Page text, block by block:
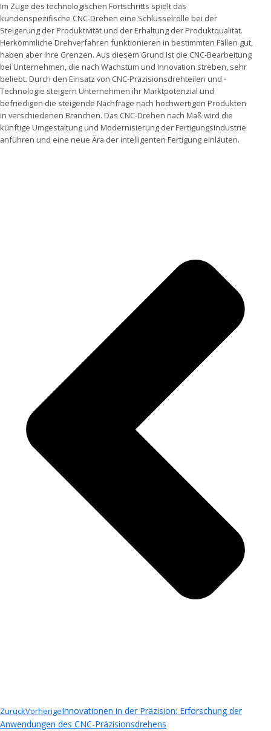
Im Zuge des technologischen Fortschritts spielt das
kundenspezifische CNC-Drehen eine Schlüsselrolle bei der
Steigerung der Produktivität und der Erhaltung der Produktqualität.
Herkömmliche Drehverfahren funktionieren in bestimmten Fällen gut,
haben aber ihre Grenzen. Aus diesem Grund ist die CNC-Bearbeitung
bei Unternehmen, die nach Wachstum und Innovation streben, sehr
beliebt. Durch den Einsatz von CNC-Präzisionsdrehteilen und -
Technologie steigern Unternehmen ihr Marktpotenzial und
befriedigen die steigende Nachfrage nach hochwertigen Produkten
in verschiedenen Branchen. Das CNC-Drehen nach Maß wird die
künftige Umgestaltung und Modernisierung der Fertigungsindustrie
anführen und eine neue Ära der intelligenten Fertigung einläuten.
ZurückVorherigeInnovationen in der Präzision: Erforschung der
Anwendungen des CNC-Präzisionsdrehens